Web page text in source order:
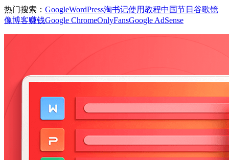
热门搜索： GoogleWordPress淘书记使用教程中国节日 谷歌镜
像博客赚钱Google ChromeOnlyFansGoogle AdSense